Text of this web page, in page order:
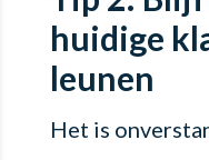
huidige
leunen
Het is